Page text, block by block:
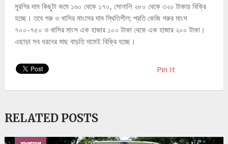
মুরগির দাম কিছুটা কমে ১৬০ থেকে ১৭০, সোনালি ২৮০ থেকে ৩২০ টাকায় বিক্রি
হচ্ছে। তবে গরু ও খাসির মাংসের দাম স্থিতিশীল; প্রতি কেজি গরুর মাংস
৭০০-৭৫০ ও খাসির মাংস এক হাজার ১০০ টাকা থেকে এক হাজার ২০০ টাকা।
এছাড়া সব ধরনের মাছ বাড়তি দামেই বিক্রি হচ্ছে।
Pin It
RELATED POSTS